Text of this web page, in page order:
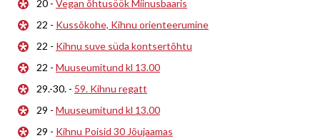
20 - Vegan õhtusöök Miinusbaaris
22 - Kussõkohe, Kihnu orienteerumine
22 - Kihnu suve süda kontsertõhtu
22 - Muuseumitund kl 13.00
29.-30. - 59. Kihnu regatt
29 - Muuseumitund kl 13.00
29 - Kihnu Poisid 30 Jõujaamas